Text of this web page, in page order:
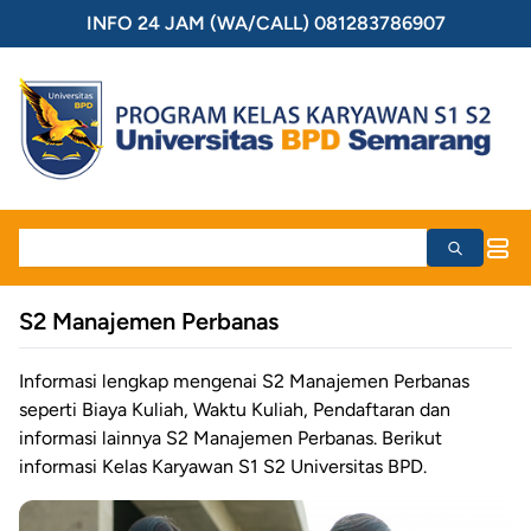
INFO 24 JAM (WA/CALL) 081283786907
S2 Manajemen Perbanas
Informasi lengkap mengenai S2 Manajemen Perbanas
seperti Biaya Kuliah, Waktu Kuliah, Pendaftaran dan
informasi lainnya S2 Manajemen Perbanas. Berikut
informasi Kelas Karyawan S1 S2 Universitas BPD.